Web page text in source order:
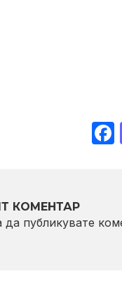
КОМЕНТАР
да публикувате